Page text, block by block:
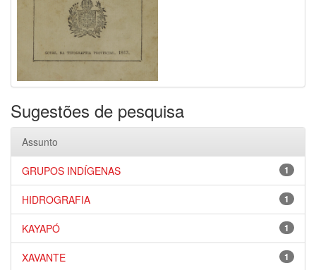
Sugestões de pesquisa
Assunto
1
GRUPOS INDÍGENAS
1
HIDROGRAFIA
1
KAYAPÓ
1
XAVANTE